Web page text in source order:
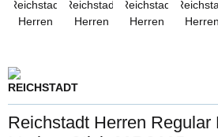
Reichstadt Herren Regular